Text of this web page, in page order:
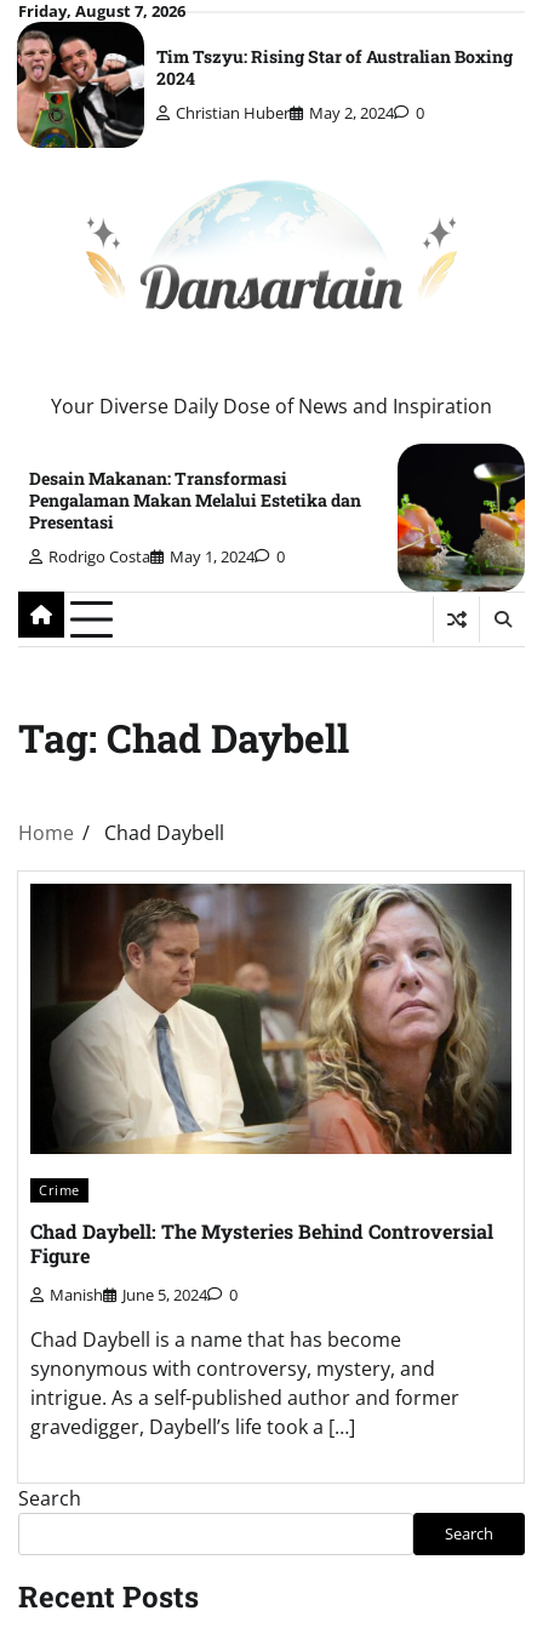
Skip
to
content
Friday, August 7, 2026
Tim Tszyu: Rising Star of Australian Boxing
2024
Christian Huber May 2, 2024 0
Your Diverse Daily Dose of News and Inspiration
Desain Makanan: Transformasi
Pengalaman Makan Melalui Estetika dan
Presentasi
Rodrigo Costa May 1, 2024 0
Tag: Chad Daybell
Home Chad Daybell
Crime
Chad Daybell: The Mysteries Behind Controversial
Figure
Manish June 5, 2024 0
Chad Daybell is a name that has become
synonymous with controversy, mystery, and
intrigue. As a self-published author and former
gravedigger, Daybell’s life took a […]
Search
Search
Recent Posts